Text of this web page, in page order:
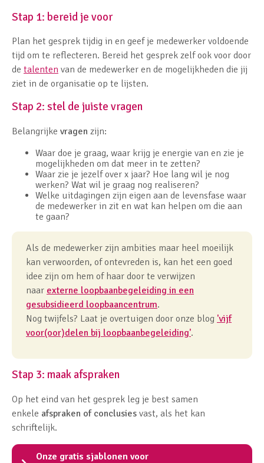
Stap 1: bereid je voor
Plan het gesprek tijdig in en geef je medewerker voldoende
tijd om te reflecteren. Bereid het gesprek zelf ook voor door
de talenten van de medewerker en de mogelijkheden die jij
ziet in de organisatie op te lijsten.
Stap 2: stel de juiste vragen
Belangrijke vragen zijn:
Waar doe je graag, waar krijg je energie van en zie je
mogelijkheden om dat meer in te zetten?
Waar zie je jezelf over x jaar? Hoe lang wil je nog
werken? Wat wil je graag nog realiseren?
Welke uitdagingen zijn eigen aan de levensfase waar
de medewerker in zit en wat kan helpen om die aan
te gaan?
Als de medewerker zijn ambities maar heel moeilijk
kan verwoorden, of ontevreden is, kan het een goed
idee zijn om hem of haar door te verwijzen
naar externe loopbaanbegeleiding in een
gesubsidieerd loopbaancentrum.
Nog twijfels? Laat je overtuigen door onze blog 'vijf
voor(oor)delen bij loopbaanbegeleiding'.
Stap 3: maak afspraken
Op het eind van het gesprek leg je best samen
enkele afspraken of conclusies vast, als het kan
schriftelijk.
Onze gratis sjablonen voor